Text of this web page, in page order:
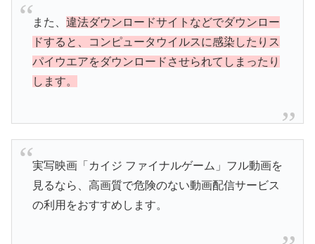
また、 違法ダウンロードサイトなどでダウンロー
ドすると、コンピュータウイルスに感染したりス
パイウエアをダウンロードさせられてしまったり
します。
実写映画「カイジ ファイナルゲーム」フル動画を
見るなら、高画質で危険のない動画配信サービス
の利用をおすすめします。